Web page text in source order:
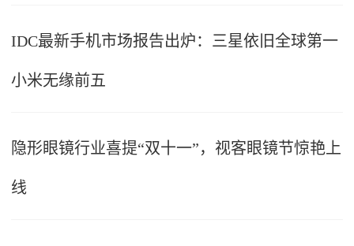
IDC最新手机市场报告出炉：三星依旧全球第一
小米无缘前五
隐形眼镜行业喜提“双十一”，视客眼镜节惊艳上
线